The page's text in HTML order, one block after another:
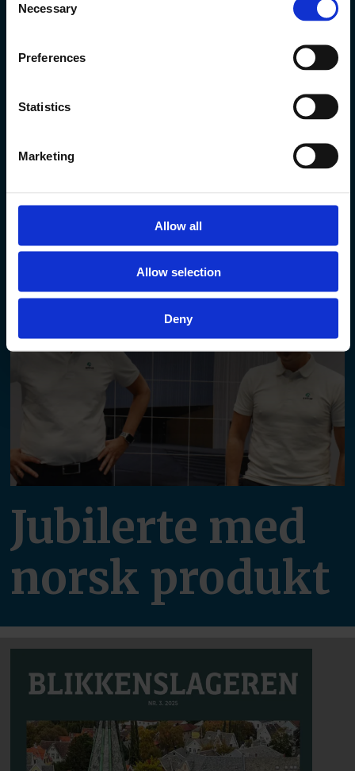
Selection
Necessary
Preferences
Statistics
Marketing
Allow all
Allow selection
Deny
Solcelle-fokus
Jubilerte med
norsk produkt